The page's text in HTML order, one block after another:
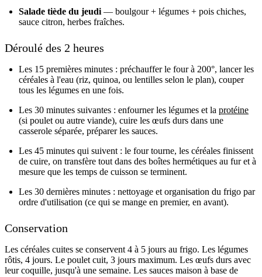
Salade tiède du jeudi — boulgour + légumes + pois chiches,
sauce citron, herbes fraîches.
Déroulé des 2 heures
Les 15 premières minutes : préchauffer le four à 200°, lancer les
céréales à l'eau (riz, quinoa, ou lentilles selon le plan), couper
tous les légumes en une fois.
Les 30 minutes suivantes : enfourner les légumes et la protéine
(si poulet ou autre viande), cuire les œufs durs dans une
casserole séparée, préparer les sauces.
Les 45 minutes qui suivent : le four tourne, les céréales finissent
de cuire, on transfère tout dans des boîtes hermétiques au fur et à
mesure que les temps de cuisson se terminent.
Les 30 dernières minutes : nettoyage et organisation du frigo par
ordre d'utilisation (ce qui se mange en premier, en avant).
Conservation
Les céréales cuites se conservent 4 à 5 jours au frigo. Les légumes
rôtis, 4 jours. Le poulet cuit, 3 jours maximum. Les œufs durs avec
leur coquille, jusqu'à une semaine. Les sauces maison à base de